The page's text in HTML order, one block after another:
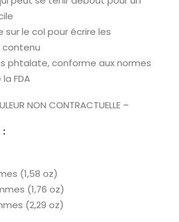
sur le col pour écrire les
contenu
phtalate, conforme aux normes
FDA
NON CONTRACTUELLE –
(1,58 oz)
(1,76 oz)
(2,29 oz)